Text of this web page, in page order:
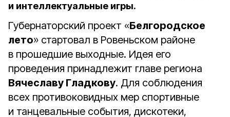
и интеллектуальные игры.
Губернаторский проект «Белгородское
лето» стартовал в Ровеньском районе
в прошедшие выходные. Идея его
проведения принадлежит главе региона
Вячеславу Гладкову. Для соблюдения
всех противоковидных мер спортивные
и танцевальные события, дискотеки,